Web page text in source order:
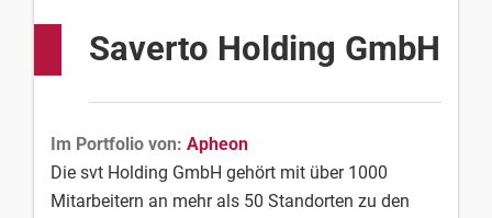
Saverto Holding GmbH
Im Portfolio von: Apheon
Die svt Holding GmbH gehört mit über 1000
Mitarbeitern an mehr als 50 Standorten zu den